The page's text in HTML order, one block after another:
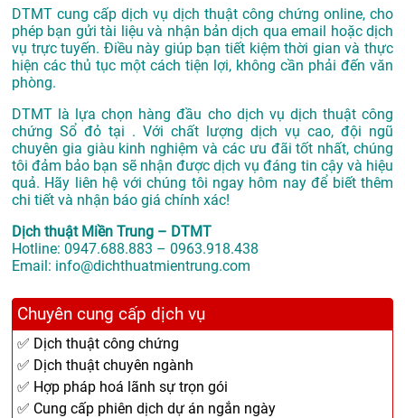
DTMT cung cấp dịch vụ dịch thuật công chứng online, cho
phép bạn gửi tài liệu và nhận bản dịch qua email hoặc dịch
vụ trực tuyến. Điều này giúp bạn tiết kiệm thời gian và thực
hiện các thủ tục một cách tiện lợi, không cần phải đến văn
phòng.
DTMT là lựa chọn hàng đầu cho dịch vụ dịch thuật công
chứng Sổ đỏ tại . Với chất lượng dịch vụ cao, đội ngũ
chuyên gia giàu kinh nghiệm và các ưu đãi tốt nhất, chúng
tôi đảm bảo bạn sẽ nhận được dịch vụ đáng tin cậy và hiệu
quả. Hãy liên hệ với chúng tôi ngay hôm nay để biết thêm
chi tiết và nhận báo giá chính xác!
Dịch thuật Miền Trung – DTMT
Hotline: 0947.688.883 – 0963.918.438
Email: info@dichthuatmientrung.com
Chuyên cung cấp dịch vụ
✅ Dịch thuật công chứng
✅ Dịch thuật chuyên ngành
✅ Hợp pháp hoá lãnh sự trọn gói
✅ Cung cấp phiên dịch dự án ngắn ngày